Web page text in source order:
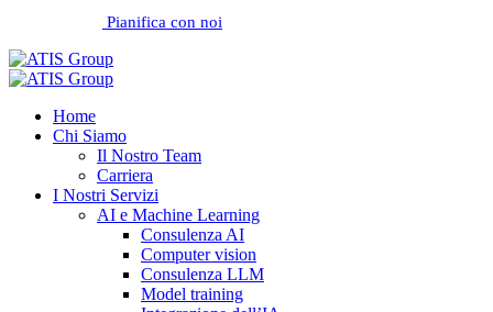
Pianifica con noi
Home
Chi Siamo
Il Nostro Team
Carriera
I Nostri Servizi
AI e Machine Learning
Consulenza AI
Computer vision
Consulenza LLM
Model training